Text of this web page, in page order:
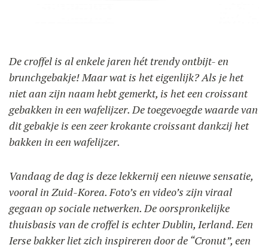
PRODUCTEN
Wafelijzers
Accessoires
ONZE RECEPTEN
OPLEIDINGEN
ONZE BLOG
F.A.Q.
CONTACT EN OFFERTE
De croffel is al enkele jaren hét trendy ontbijt- en
brunchgebakje! Maar wat is het eigenlijk? Als je het
niet aan zijn naam hebt gemerkt, is het een croissant
gebakken in een wafelijzer. De toegevoegde waarde van
dit gebakje is een zeer krokante croissant dankzij het
bakken in een wafelijzer.
Vandaag de dag is deze lekkernij een nieuwe sensatie,
vooral in Zuid-Korea. Foto’s en video’s zijn viraal
gegaan op sociale netwerken. De oorspronkelijke
thuisbasis van de croffel is echter Dublin, Ierland. Een
Ierse bakker liet zich inspireren door de “Cronut”, een